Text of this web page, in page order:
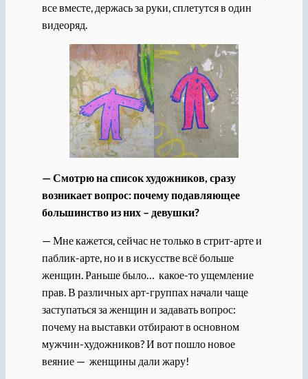
все вместе, держась за руки, сплетутся в один
видеоряд.
— Смотрю на список художников, сразу
возникает вопрос: почему подавляющее
большинство из них – девушки?
— Мне кажется, сейчас не только в стрит-арте и
паблик-арте, но и в искусстве всё больше
женщин. Раньше было… какое-то ущемление
прав. В различных арт-группах начали чаще
заступаться за женщин и задавать вопрос:
почему на выставки отбирают в основном
мужчин-художников? И вот пошло новое
веяние — женщины дали жару!